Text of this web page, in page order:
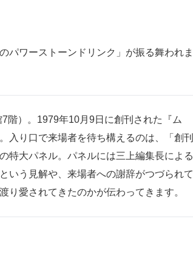
ワーストーンドリンク」が振る舞われま
）。1979年10月9日に創刊された『ム
入り口で来場者を待ち構えるのは、「創刊
特大パネル。パネルには三上編集長による
いう見解や、来場者への謝辞がつづられて
り愛されてきたのかが伝わってきます。